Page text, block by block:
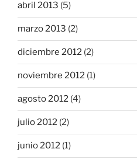
abril 2013 (5)
marzo 2013 (2)
diciembre 2012 (2)
noviembre 2012 (1)
agosto 2012 (4)
julio 2012 (2)
junio 2012 (1)